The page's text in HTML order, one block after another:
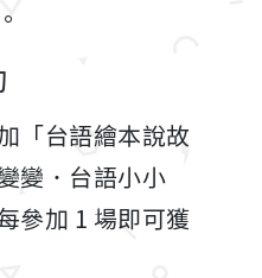
「台語繪本說故
變．台語小小
參加 1 場即可獲